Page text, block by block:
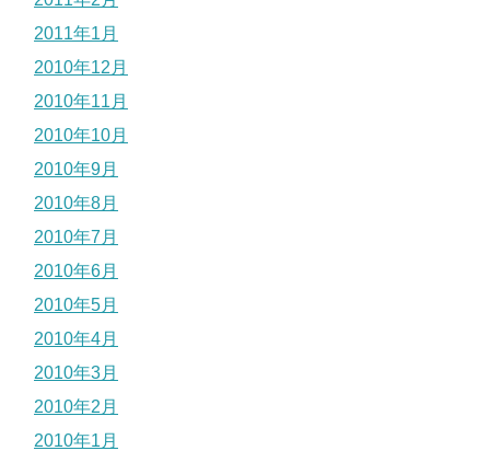
2011年1月
2010年12月
2010年11月
2010年10月
2010年9月
2010年8月
2010年7月
2010年6月
2010年5月
2010年4月
2010年3月
2010年2月
2010年1月